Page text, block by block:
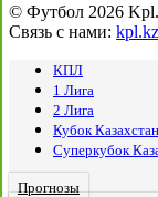
© Футбол 2026
Связь с нами:
КПЛ
1 Лига
2 Лига
Кубок
Суперкубок
Прогнозы